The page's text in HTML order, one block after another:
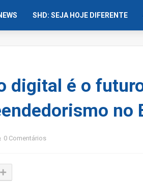
SHD: SEJA HOJE DIFERENTE
digital é o
no
0 Comentários